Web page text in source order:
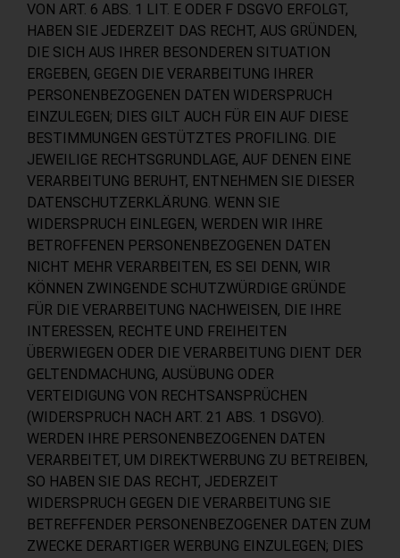
VON ART. 6 ABS. 1 LIT. E ODER F DSGVO ERFOLGT,
HABEN SIE JEDERZEIT DAS RECHT, AUS GRÜNDEN,
DIE SICH AUS IHRER BESONDEREN SITUATION
ERGEBEN, GEGEN DIE VERARBEITUNG IHRER
PERSONENBEZOGENEN DATEN WIDERSPRUCH
EINZULEGEN; DIES GILT AUCH FÜR EIN AUF DIESE
BESTIMMUNGEN GESTÜTZTES PROFILING. DIE
JEWEILIGE RECHTSGRUNDLAGE, AUF DENEN EINE
VERARBEITUNG BERUHT, ENTNEHMEN SIE DIESER
DATENSCHUTZERKLÄRUNG. WENN SIE
WIDERSPRUCH EINLEGEN, WERDEN WIR IHRE
BETROFFENEN PERSONENBEZOGENEN DATEN
NICHT MEHR VERARBEITEN, ES SEI DENN, WIR
KÖNNEN ZWINGENDE SCHUTZWÜRDIGE GRÜNDE
FÜR DIE VERARBEITUNG NACHWEISEN, DIE IHRE
INTERESSEN, RECHTE UND FREIHEITEN
ÜBERWIEGEN ODER DIE VERARBEITUNG DIENT DER
GELTENDMACHUNG, AUSÜBUNG ODER
VERTEIDIGUNG VON RECHTSANSPRÜCHEN
(WIDERSPRUCH NACH ART. 21 ABS. 1 DSGVO).
WERDEN IHRE PERSONENBEZOGENEN DATEN
VERARBEITET, UM DIREKTWERBUNG ZU BETREIBEN,
SO HABEN SIE DAS RECHT, JEDERZEIT
WIDERSPRUCH GEGEN DIE VERARBEITUNG SIE
BETREFFENDER PERSONENBEZOGENER DATEN ZUM
ZWECKE DERARTIGER WERBUNG EINZULEGEN; DIES